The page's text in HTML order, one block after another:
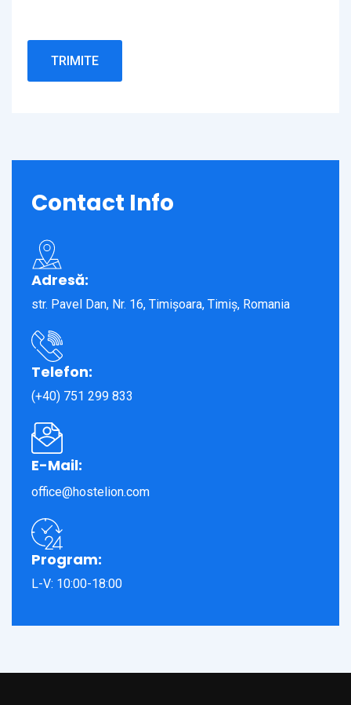
Contact Info
Adresă:
str. Pavel Dan, Nr. 16, Timișoara, Timiș, Romania
Telefon:
(+40) 751 299 833
E-Mail:
office@hostelion.com
Program:
L-V: 10:00-18:00